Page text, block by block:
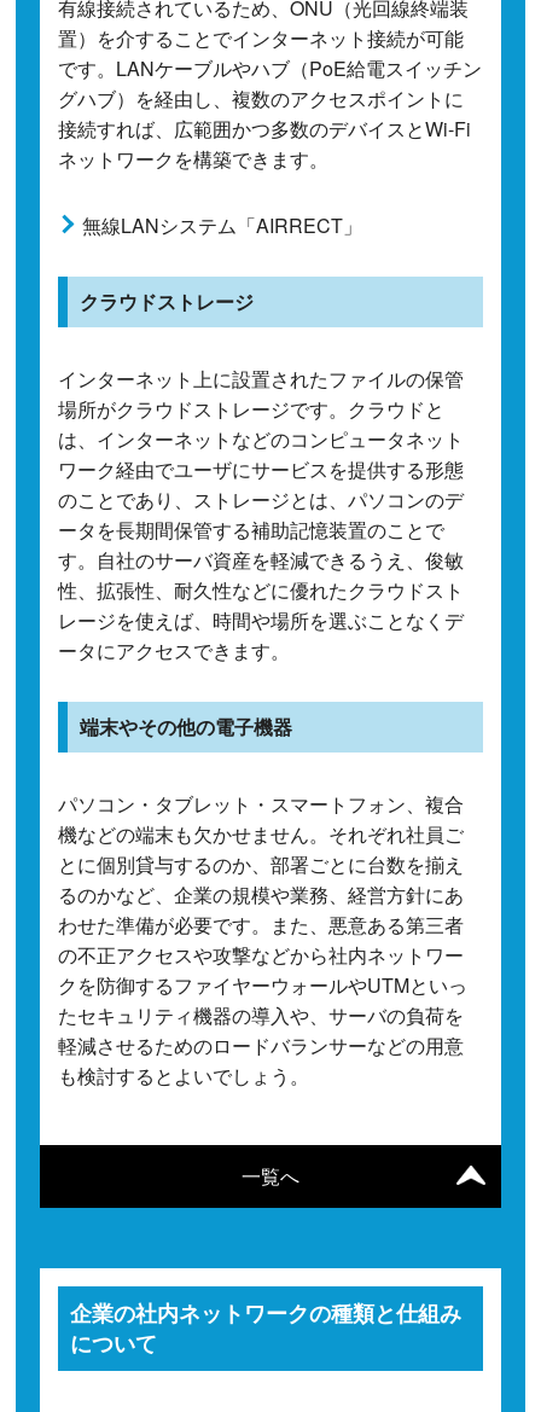
一覧へ
有線接続されているため、ONU（光回線終端装
置）を介することでインターネット接続が可能
です。LANケーブルやハブ（PoE給電スイッチン
グハブ）を経由し、複数のアクセスポイントに
接続すれば、広範囲かつ多数のデバイスとWi-Fi
ネットワークを構築できます。
無線LANシステム「AIRRECT」
クラウドストレージ
インターネット上に設置されたファイルの保管
場所がクラウドストレージです。クラウドと
は、インターネットなどのコンピュータネット
ワーク経由でユーザにサービスを提供する形態
のことであり、ストレージとは、パソコンのデ
ータを長期間保管する補助記憶装置のことで
す。自社のサーバ資産を軽減できるうえ、俊敏
性、拡張性、耐久性などに優れたクラウドスト
レージを使えば、時間や場所を選ぶことなくデ
ータにアクセスできます。
端末やその他の電子機器
パソコン・タブレット・スマートフォン、複合
機などの端末も欠かせません。それぞれ社員ご
とに個別貸与するのか、部署ごとに台数を揃え
るのかなど、企業の規模や業務、経営方針にあ
わせた準備が必要です。また、悪意ある第三者
の不正アクセスや攻撃などから社内ネットワー
クを防御するファイヤーウォールやUTMといっ
たセキュリティ機器の導入や、サーバの負荷を
軽減させるためのロードバランサーなどの用意
も検討するとよいでしょう。
企業の社内ネットワークの種類と仕組み
について